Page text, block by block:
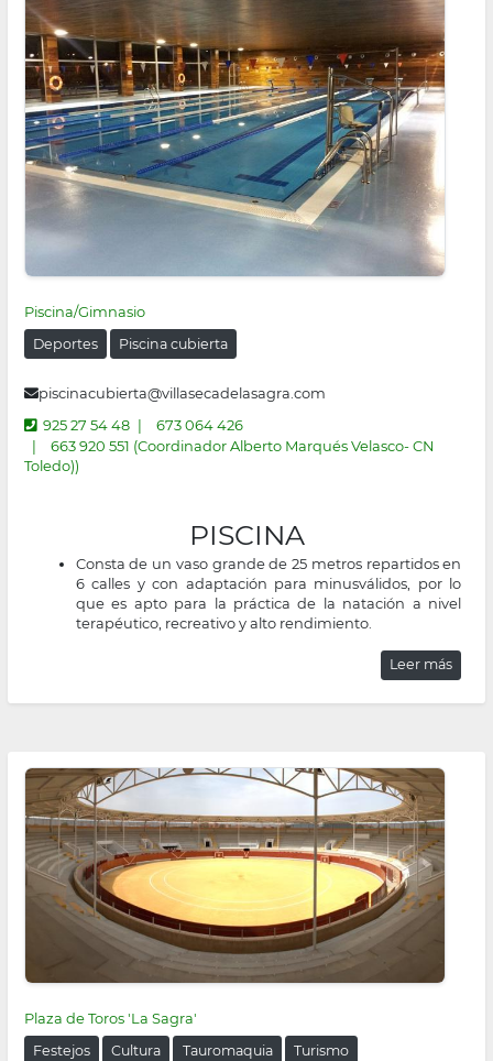
Piscina/Gimnasio
Deportes Piscina cubierta
piscinacubierta@villasecadelasagra.com
925 27 54 48
673 064 426
663 920 551 (Coordinador Alberto Marqués Velasco- CN
Toledo))
PISCINA
Consta de un vaso grande de 25 metros repartidos en
6 calles y con adaptación para minusválidos, por lo
que es apto para la práctica de la natación a nivel
terapéutico, recreativo y alto rendimiento.
Leer más
Plaza de Toros 'La Sagra'
Festejos Cultura Tauromaquia Turismo